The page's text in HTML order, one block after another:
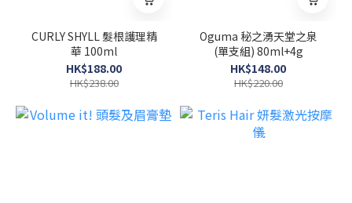
CURLY SHYLL 髮根護理精
華 100ml
HK$188.00
HK$238.00
Oguma 秘之湧天堂之泉
(單支組) 80ml+4g
HK$148.00
HK$220.00